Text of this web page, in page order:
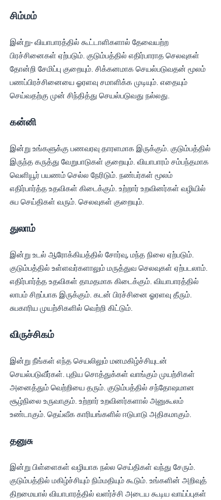
சிம்மம்
இன்று- வியாபாரத்தில் கூட்டாளிகளால் தேவையற்ற
பிரச்சினைகள் ஏற்படும். குடும்பத்தில் எதிர்பாராத செலவுகள்
தோன்றி சேமிப்பு குறையும். சிக்கனமாக செயல்படுவதன் மூலம்
பணப்பிரச்சினையை ஓரளவு சமாளிக்க முடியும். எதையும்
செய்வதற்கு முன் சிந்தித்து செயல்படுவது நல்லது.
கன்னி
இன்று உங்களுக்கு பணவரவு தாரளமாக இருக்கும். குடும்பத்தில்
இருந்த கருத்து வேறுபாடுகள் குறையும். வியாபாரம் சம்பந்தமாக
வெளியூர் பயணம் செல்ல நேரிடும். நண்பர்கள் மூலம்
எதிர்பார்த்த உதவிகள் கிடைக்கும். உற்றார் உறவினர்கள் வழியில்
சுப செய்திகள் வரும். செலவுகள் குறையும்.
துலாம்
இன்று உடல் ஆரோக்கியத்தில் சோர்வு, மந்த நிலை ஏற்படும்.
குடும்பத்தில் உள்ளவர்களாலும் மருத்துவ செலவுகள் ஏற்படலாம்.
எதிர்பார்த்த உதவிகள் தாமதமாக கிடைக்கும். வியாபாரத்தில்
லாபம் சிறப்பாக இருக்கும். கடன் பிரச்சினை ஓரளவு தீரும்.
சுபகாரிய முயற்சிகளில் வெற்றி கிட்டும்.
விருச்சிகம்
இன்று நீங்கள் எந்த செயலிலும் மனமகிழ்ச்சியுடன்
செயல்படுவீர்கள். புதிய சொத்துக்கள் வாங்கும் முயற்சிகள்
அனைத்தும் வெற்றியை தரும். குடும்பத்தில் சந்தோஷமான
சூழ்நிலை உருவாகும். உற்றார் உறவினர்களால் அனுகூலம்
உண்டாகும். தெய்வீக காரியங்களில் ஈடுபாடு அதிகமாகும்.
தனுசு
இன்று பிள்ளைகள் வழியாக நல்ல செய்திகள் வந்து சேரும்.
குடும்பத்தில் மகிழ்ச்சியும் நிம்மதியும் கூடும். உங்களின் அறிவுத்
திறமையால் வியாபாரத்தில் வளர்ச்சி அடைய கூடிய வாய்ப்புகள்